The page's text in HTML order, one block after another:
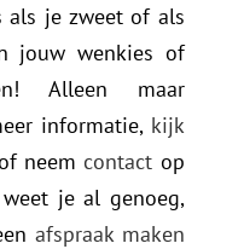
als je zweet of als
jouw wenkies of
Alleen maar
informatie, kijk
neem contact op
je al genoeg,
afspraak maken